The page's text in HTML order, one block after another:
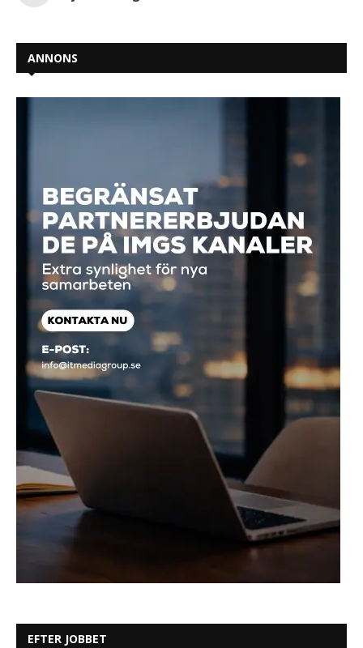
ANNONS
EFTER JOBBET